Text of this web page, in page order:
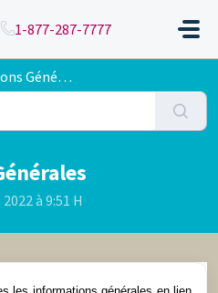
1-877-287-7777
Générales
à 9:51 H